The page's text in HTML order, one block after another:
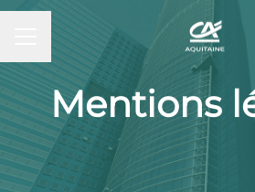
MENU CARRIÈRE
Mentions